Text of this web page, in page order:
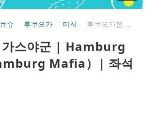
큐슈 후쿠오카 미식
가스야군 | Hamburg
Mafia）| 좌석